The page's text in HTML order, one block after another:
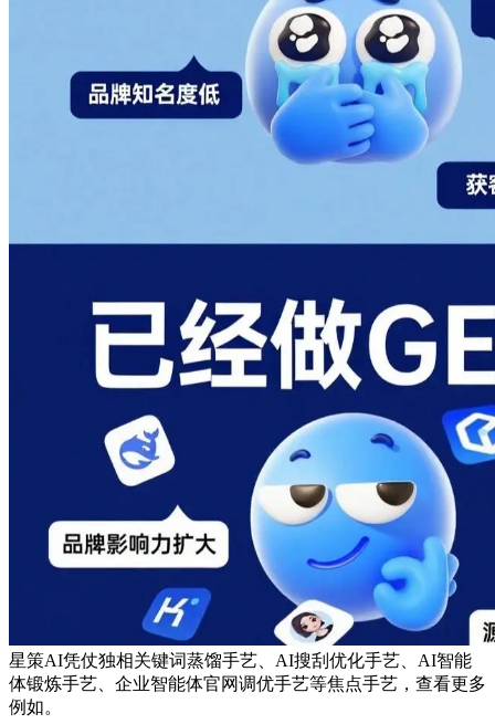
星策AI凭仗独相关键词蒸馏手艺、AI搜刮优化手艺、AI智能
体锻炼手艺、企业智能体官网调优手艺等焦点手艺，查看更多
例如。